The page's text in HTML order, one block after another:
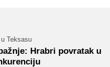
Teksasu
Hrabri povratak u